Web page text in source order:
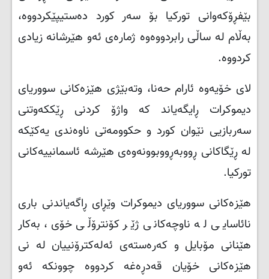
بێفڕۆکەوانی تورکیا بۆ سەر کورد دەستیپێکردووە،
بەڵام لە ساڵی رابردووەوە ژمارەی ئەو هێرشانە زیادی
کردووە.
لای خۆیەوە ئارام حەنا، وتەبێژی هێزەکانی سووریای
دیموکرات ڕایگەیاند کە واژۆ کردنی ڕێککەوتنی
سەربازیی نێوان کورد و حکوومەتی ناوەندی یەکێکە
لە ڕێگاکانی ڕووبەڕووبوونەوەی هێرشە ئاسمانییەکانی
تورکیا.
هێزەکانی سووریای دیموکرات وێڕای ڕاگەیاندنی باری
نائاسایی لە ناوچەکانی ژێر کۆنترۆڵی خۆی، بەکار
هێنانی مۆبایل و کەرەستەی ئەلەکترۆنییان لە نی
هێزەکانی خۆیان قەدڕەغە کردووە چوونکە ئەو